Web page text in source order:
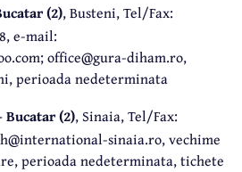
(2), Busteni, Tel/Fax:
e-mail:
office@gura-diham.ro,
perioada nedeterminata
Bucatar (2), Sinaia, Tel/Fax:
sinaia.ro, vechime
perioada nedeterminata, tichete